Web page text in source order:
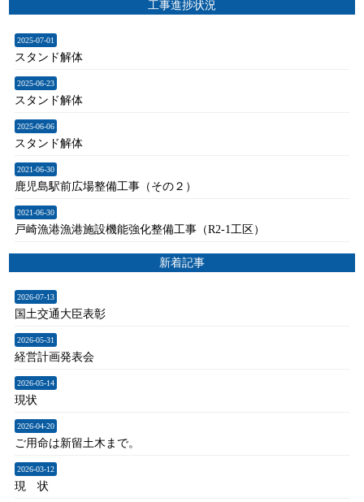
工事進捗状況
2025-07-01
スタンド解体
2025-06-23
スタンド解体
2025-06-06
スタンド解体
2021-06-30
鹿児島駅前広場整備工事（その２）
2021-06-30
戸崎漁港漁港施設機能強化整備工事（R2-1工区）
新着記事
2026-07-13
国土交通大臣表彰
2026-05-31
経営計画発表会
2026-05-14
現状
2026-04-20
ご用命は新留土木まで。
2026-03-12
現 状